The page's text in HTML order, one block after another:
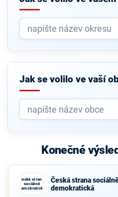
Jak se volilo ve vaší
Konečné
Česká strana
sociálně
demokratická
Česká strana
demokratická